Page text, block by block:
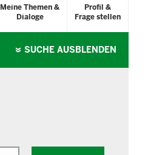
Profil &
Frage stellen
Meine Themen &
Dialoge
SUCHE AUSBLENDEN